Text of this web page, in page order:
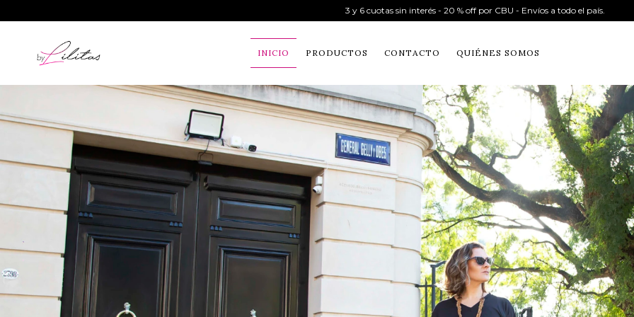
3 y 6 cuotas sin interés - 20 % off por CBU - Envíos a todo el país.
INICIO PRODUCTOS CONTACTO QUIÉNES SOMOS
Déjanos tus datos y sé la primera en recibir novedades y
ofertas.